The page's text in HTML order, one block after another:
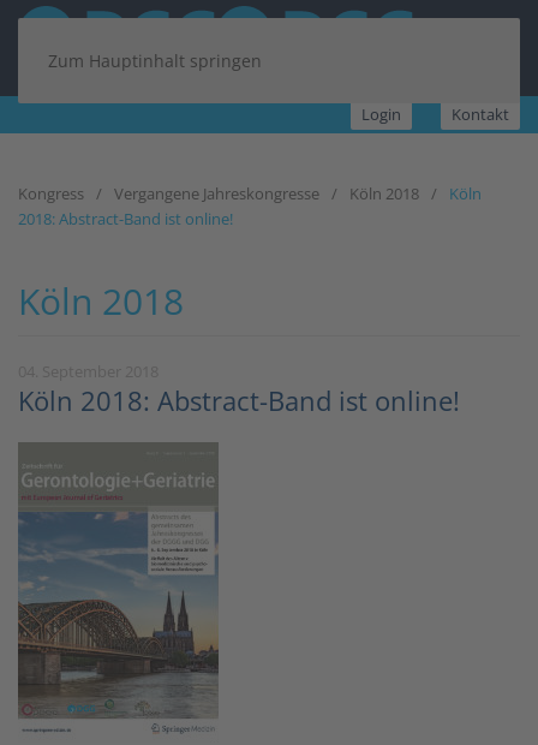
Zum Hauptinhalt springen
Login Kontakt
Kongress Vergangene Jahreskongresse Köln 2018
Köln
2018: Abstract-Band ist online!
Köln 2018
Köln 2018: Abstract-Band ist online!